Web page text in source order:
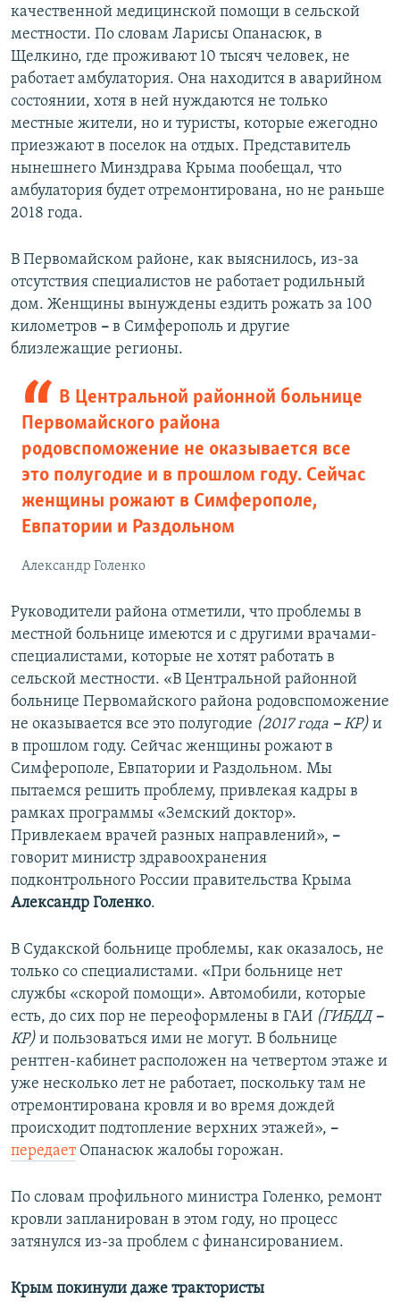
качественной медицинской помощи в сельской
местности. По словам Ларисы Опанасюк, в
Щелкино, где проживают 10 тысяч человек, не
работает амбулатория. Она находится в аварийном
состоянии, хотя в ней нуждаются не только
местные жители, но и туристы, которые ежегодно
приезжают в поселок на отдых. Представитель
нынешнего Минздрава Крыма пообещал, что
амбулатория будет отремонтирована, но не раньше
2018 года.
В Первомайском районе, как выяснилось, из-за
отсутствия специалистов не работает родильный
дом. Женщины вынуждены ездить рожать за 100
километров – в Симферополь и другие
близлежащие регионы.
В Центральной районной больнице
Первомайского района
родовспоможение не оказывается все
это полугодие и в прошлом году. Сейчас
женщины рожают в Симферополе,
Евпатории и Раздольном
Александр Голенко
Руководители района отметили, что проблемы в
местной больнице имеются и с другими врачами-
специалистами, которые не хотят работать в
сельской местности. «В Центральной районной
больнице Первомайского района родовспоможение
не оказывается все это полугодие (2017 года –КР) и
в прошлом году. Сейчас женщины рожают в
Симферополе, Евпатории и Раздольном. Мы
пытаемся решить проблему, привлекая кадры в
рамках программы «Земский доктор».
Привлекаем врачей разных направлений», –
говорит министр здравоохранения
подконтрольного России правительства Крыма
Александр Голенко.
В Судакской больнице проблемы, как оказалось, не
только со специалистами. «При больнице нет
службы «скорой помощи». Автомобили, которые
есть, до сих пор не переоформлены в ГАИ (ГИБДД –
КР) и пользоваться ими не могут. В больнице
рентген-кабинет расположен на четвертом этаже и
уже несколько лет не работает, поскольку там не
отремонтирована кровля и во время дождей
происходит подтопление верхних этажей», –
передаетОпанасюк жалобы горожан.
По словам профильного министра Голенко, ремонт
кровли запланирован в этом году, но процесс
затянулся из-за проблем с финансированием.
Крым покинули даже трактористы